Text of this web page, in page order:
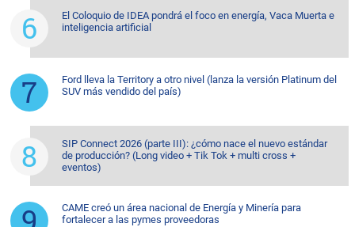
El Coloquio de IDEA pondrá el foco en energía, Vaca Muerta e
inteligencia artificial
Ford lleva la Territory a otro nivel (lanza la versión Platinum del
SUV más vendido del país)
SIP Connect 2026 (parte III): ¿cómo nace el nuevo estándar
de producción? (Long video + Tik Tok + multi cross +
eventos)
CAME creó un área nacional de Energía y Minería para
fortalecer a las pymes proveedoras